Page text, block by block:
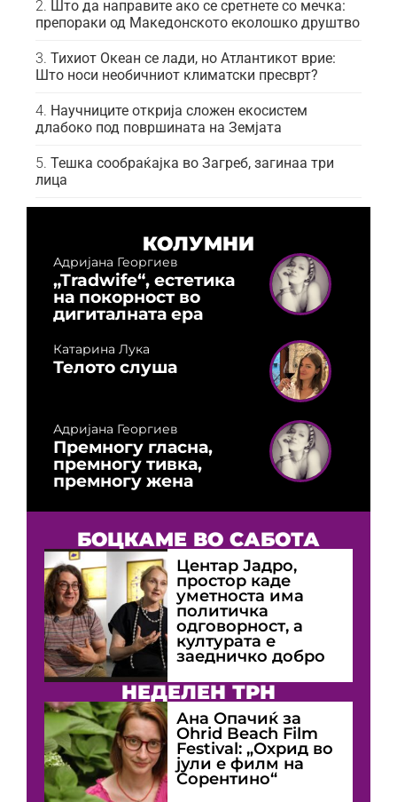
Што да направите ако се сретнете со мечка:
препораки од Македонското еколошко друштво
Тихиот Океан се лади, но Атлантикот врие:
Што носи необичниот климатски пресврт?
Научниците открија сложен екосистем
длабоко под површината на Земјата
Тешка сообраќајка во Загреб, загинаа три
лица
КОЛУМНИ
Адријана Георгиев
„Tradwife“, естетика
на покорност во
дигиталната ера
Катарина Лука
Телото слуша
Адријана Георгиев
Премногу гласна,
премногу тивка,
премногу жена
БОЦКАМЕ ВО САБОТА
Центар Јадро,
простор каде
уметноста има
политичка
одговорност, а
културата е
заедничко добро
НЕДЕЛЕН ТРН
Ана Опачиќ за
Оhrid Beach Film
Festival: „Охрид во
јули е филм на
Сорентино“